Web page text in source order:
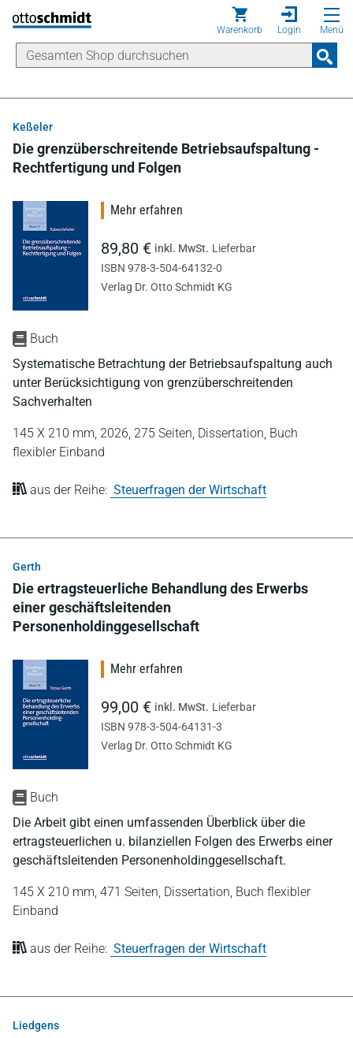
Direkt zum Inhalt
Warenkorb Login Menü
Keßeler
Die grenzüberschreitende Betriebsaufspaltung -
Rechtfertigung und Folgen
Buch
Systematische Betrachtung der Betriebsaufspaltung auch
unter Berücksichtigung von grenzüberschreitenden
Sachverhalten
145 X 210 mm, 2026, 275 Seiten, Dissertation, Buch
flexibler Einband
aus der Reihe: Steuerfragen der Wirtschaft
Mehr erfahren
89,80 € inkl. MwSt. Lieferbar
ISBN 978-3-504-64132-0
Verlag Dr. Otto Schmidt KG
Gerth
Die ertragsteuerliche Behandlung des Erwerbs
einer geschäftsleitenden
Personenholdinggesellschaft
Buch
Die Arbeit gibt einen umfassenden Überblick über die
ertragsteuerlichen u. bilanziellen Folgen des Erwerbs einer
geschäftsleitenden Personenholdinggesellschaft.
145 X 210 mm, 471 Seiten, Dissertation, Buch flexibler
Einband
aus der Reihe: Steuerfragen der Wirtschaft
Mehr erfahren
99,00 € inkl. MwSt. Lieferbar
ISBN 978-3-504-64131-3
Verlag Dr. Otto Schmidt KG
Liedgens